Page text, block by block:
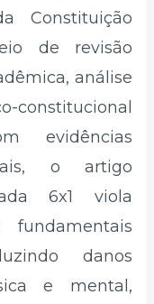
Constituição
de revisão
análise
evidências
o artigo
6x1 viola
fundamentais
danos
e mental,